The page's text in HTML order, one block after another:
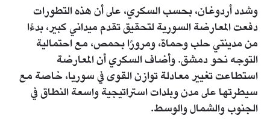
وشدد أردوغان، بحسب السكري، على أن هذه التطورات
دفعت المعارضة السورية لتحقيق تقدم ميداني كبير، بدءًا
من مدينتي حلب وحماة، ومرورًا بحمص، مع احتمالية
التوجه نحو دمشق. وأضاف السكري أن المعارضة
استطاعت تغيير معادلة توازن القوى في سوريا، خاصة مع
سيطرتها على مدن وبلدات استراتيجية واسعة النطاق في
الجنوب والشمال والوسط.